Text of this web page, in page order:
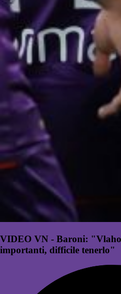
VIDEO VN - Baroni:
importanti, difficile tenerlo"